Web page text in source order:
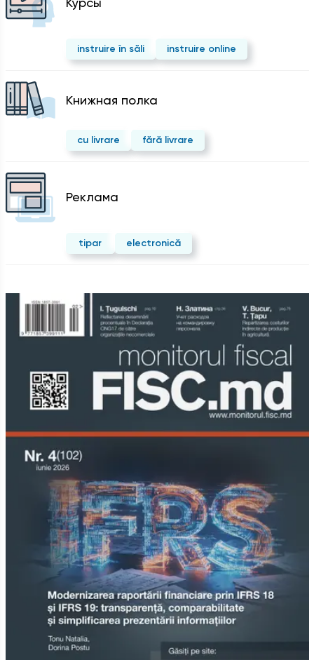
instruire în săli instruire online
Kнижная полка
cu livrare fără livrare
Реклама
tipar electronică